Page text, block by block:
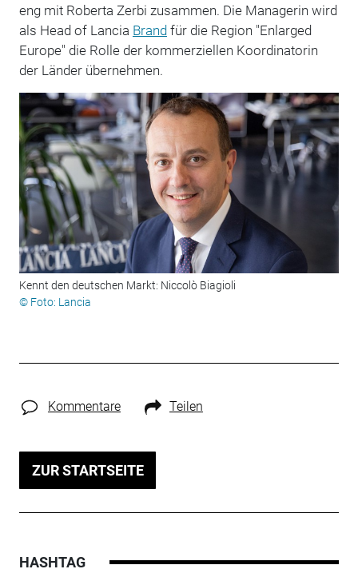
eng mit Roberta Zerbi zusammen. Die Managerin wird
als Head of Lancia Brand für die Region "Enlarged
Europe" die Rolle der kommerziellen Koordinatorin
der Länder übernehmen.
Kennt den deutschen Markt: Niccolò Biagioli
© Foto: Lancia
Kommentare Teilen
ZUR STARTSEITE
HASHTAG